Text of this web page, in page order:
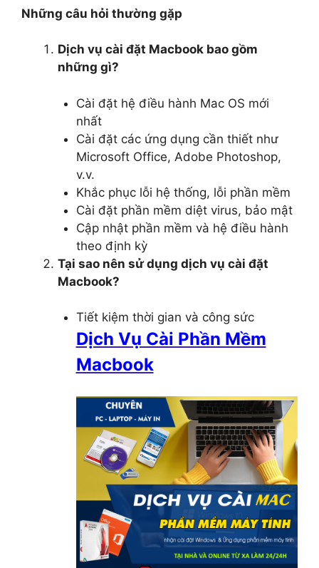
Những câu hỏi thường gặp
Dịch vụ cài đặt Macbook bao gồm
những gì?
Cài đặt hệ điều hành Mac OS mới
nhất
Cài đặt các ứng dụng cần thiết như
Microsoft Office, Adobe Photoshop,
v.v.
Khắc phục lỗi hệ thống, lỗi phần mềm
Cài đặt phần mềm diệt virus, bảo mật
Cập nhật phần mềm và hệ điều hành
theo định kỳ
Tại sao nên sử dụng dịch vụ cài đặt
Macbook?
Tiết kiệm thời gian và công sức
Dịch Vụ Cài Phần Mềm
Macbook